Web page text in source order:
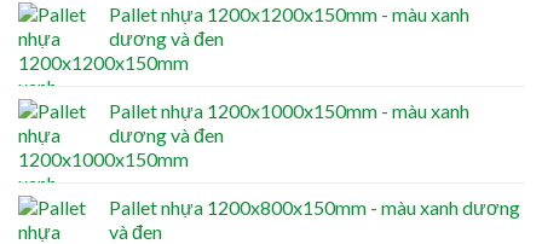
Pallet nhựa 1200x1200x150mm - màu xanh
dương và đen
Pallet nhựa 1200x1000x150mm - màu xanh
dương và đen
Pallet nhựa 1200x800x150mm - màu xanh dương
và đen